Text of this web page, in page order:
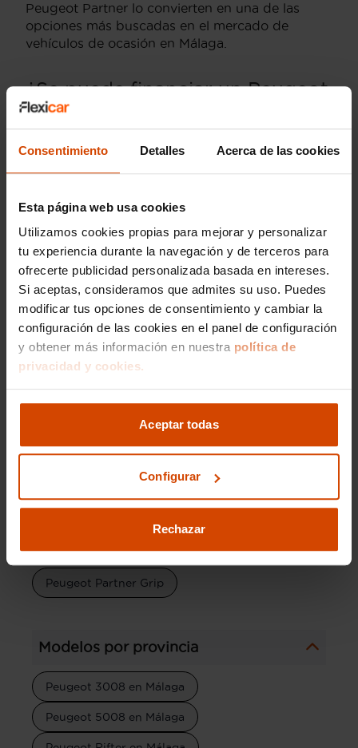
Consentimiento Detalles Acerca de las cookies
Esta página web usa cookies
Utilizamos cookies propias para mejorar y personalizar
tu experiencia durante la navegación y de terceros para
ofrecerte publicidad personalizada basada en intereses.
Si aceptas, consideramos que admites su uso. Puedes
modificar tus opciones de consentimiento y cambiar la
configuración de las cookies en el panel de configuración
y obtener más información en nuestra política de
privacidad y cookies.
Aceptar todas
Configurar
Rechazar
Peugeot Partner lo convierten en una de las
opciones más buscadas en el mercado de
vehículos de ocasión en Málaga.
¿Se puede financiar un Peugeot
Partner de ocasión en Málaga
con Flexicar?
mano en Málaga de manera sencilla y segura.
Nuestro equipo de expertos está comprometido
a brindarte asesoramiento personalizado para
que encuentres la opción que mejor se adapte a
tus necesidades.
Adquirir un Peugeot Partner a través de Flexicar
te garantiza confianza y tranquilidad, ya que
todos nuestros vehículos pasan por rigurosos
controles de calidad y cuentan con garantías
que aseguran su buen estado. Además,
trabajamos para ofrecerte las mejores
condiciones de financiación, permitiéndote
adquirir tu coche de manera más accesible y con
concesionario de confianza.
Peugeot Partner Grip
Modelos por provincia
Peugeot 3008 en Málaga
Peugeot 5008 en Málaga